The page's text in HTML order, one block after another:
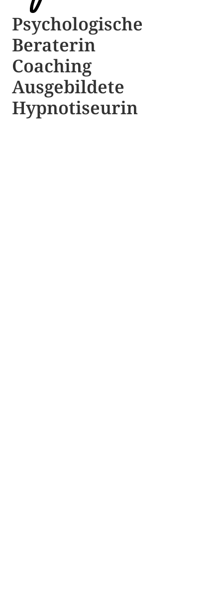
Psychologische ​​
Beraterin
Coaching
Ausgebildete​ ​
Hypnotiseurin